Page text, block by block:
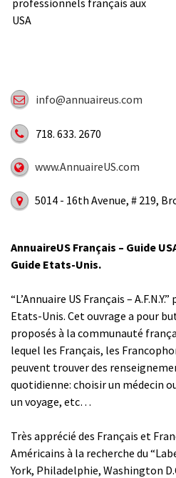
info@annuaireus.com
718. 633. 2670
www.AnnuaireUS.com
5014 - 16th Avenue, # 219,
AnnuaireUS Français – Guide
Guide Etats-Unis.
“L’Annuaire US Français –
Etats-Unis. Cet ouvrage a pour
proposés à la communauté
lequel les Français, les
peuvent trouver des
quotidienne: choisir un médecin
un voyage, etc…
Très apprécié des Français et
Américains à la recherche du
York, Philadelphie, Washington